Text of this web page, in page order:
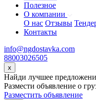
Полезное
О компании
О нас Отзывы
Контакты
info@ngdostavka.com
88003026505
x
Найди лучшее
Размести объявление о
Разместить объявление